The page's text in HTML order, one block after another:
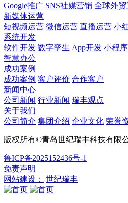
Google推广 SNS社媒营销 全球外贸
新媒体运营
短视频运营 微信运营 直播运营 小
系统开发
软件开发 数字孪生 App开发 小程
智慧办公
成功案例
成功案例 客户评价 合作客户
新闻中心
公司新闻 行业新闻 瑞丰观点
关于我们
公司简介 集团介绍 企业文化 荣誉
版权所有©青岛世纪瑞丰科技有限
鲁ICP备2025152436号-1
免责声明
网站建设：
世纪瑞丰